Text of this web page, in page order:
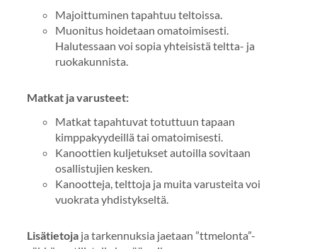
Majoittuminen tapahtuu teltoissa.
Muonitus hoidetaan omatoimisesti.
Halutessaan voi sopia yhteisistä teltta- ja
ruokakunnista.
Matkat ja varusteet:
Matkat tapahtuvat totuttuun tapaan
kimppakyydeillä tai omatoimisesti.
Kanoottien kuljetukset autoilla sovitaan
osallistujien kesken.
Kanootteja, telttoja ja muita varusteita voi
vuokrata yhdistykseltä.
Lisätietojaja tarkennuksia jaetaan ”ttmelonta”-